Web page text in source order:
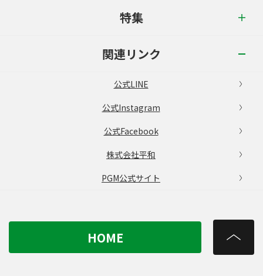
特集
関連リンク
公式LINE
公式Instagram
公式Facebook
株式会社平和
PGM公式サイト
HOME